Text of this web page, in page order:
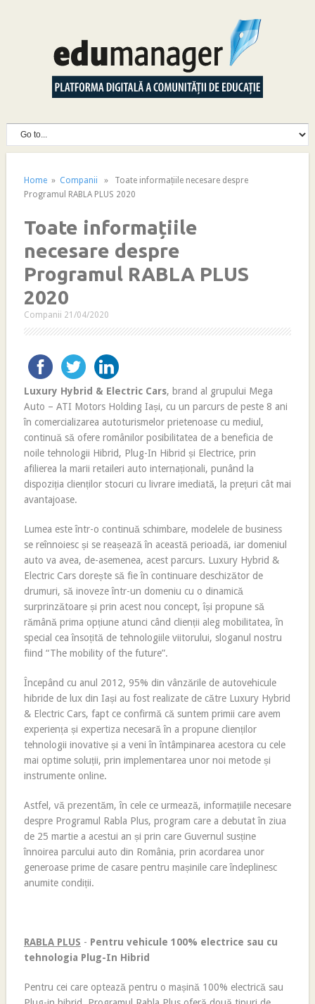
Home» Companii » Toate informațiile necesare despre
Programul RABLA PLUS 2020
Toate informațiile
necesare despre
Programul RABLA PLUS
2020
Companii 21/04/2020
Luxury Hybrid & Electric Cars, brand al grupului Mega
Auto – ATI Motors Holding Iași, cu un parcurs de peste 8 ani
în comercializarea autoturismelor prietenoase cu mediul,
continuă să ofere românilor posibilitatea de a beneficia de
noile tehnologii Hibrid, Plug-In Hibrid și Electrice, prin
afilierea la marii retaileri auto internaționali, punând la
dispoziția clienților stocuri cu livrare imediată, la prețuri cât mai
avantajoase.
Lumea este într-o continuă schimbare, modelele de business
se reînnoiesc și se reașează în această perioadă, iar domeniul
auto va avea, de-asemenea, acest parcurs. Luxury Hybrid &
Electric Cars dorește să fie în continuare deschizător de
drumuri, să inoveze într-un domeniu cu o dinamică
surprinzătoare și prin acest nou concept, își propune să
rămână prima opțiune atunci când clienții aleg mobilitatea, în
special cea însoțită de tehnologiile viitorului, sloganul nostru
fiind “The mobility of the future”.
Începând cu anul 2012, 95% din vânzările de autovehicule
hibride de lux din Iași au fost realizate de către Luxury Hybrid
& Electric Cars, fapt ce confirmă că suntem primii care avem
experiența și expertiza necesară în a propune clienților
tehnologii inovative și a veni în întâmpinarea acestora cu cele
mai optime soluții, prin implementarea unor noi metode și
instrumente online.
Astfel, vă prezentăm, în cele ce urmează, informațiile necesare
despre Programul Rabla Plus, program care a debutat în ziua
de 25 martie a acestui an și prin care Guvernul susține
înnoirea parcului auto din România, prin acordarea unor
generoase prime de casare pentru mașinile care îndeplinesc
anumite condiții.
RABLA PLUS - Pentru vehicule 100% electrice sau cu
tehnologia Plug-In Hibrid
Pentru cei care optează pentru o mașină 100% electrică sau